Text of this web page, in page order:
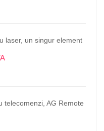
laser, un singur element
telecomenzi, AG Remote